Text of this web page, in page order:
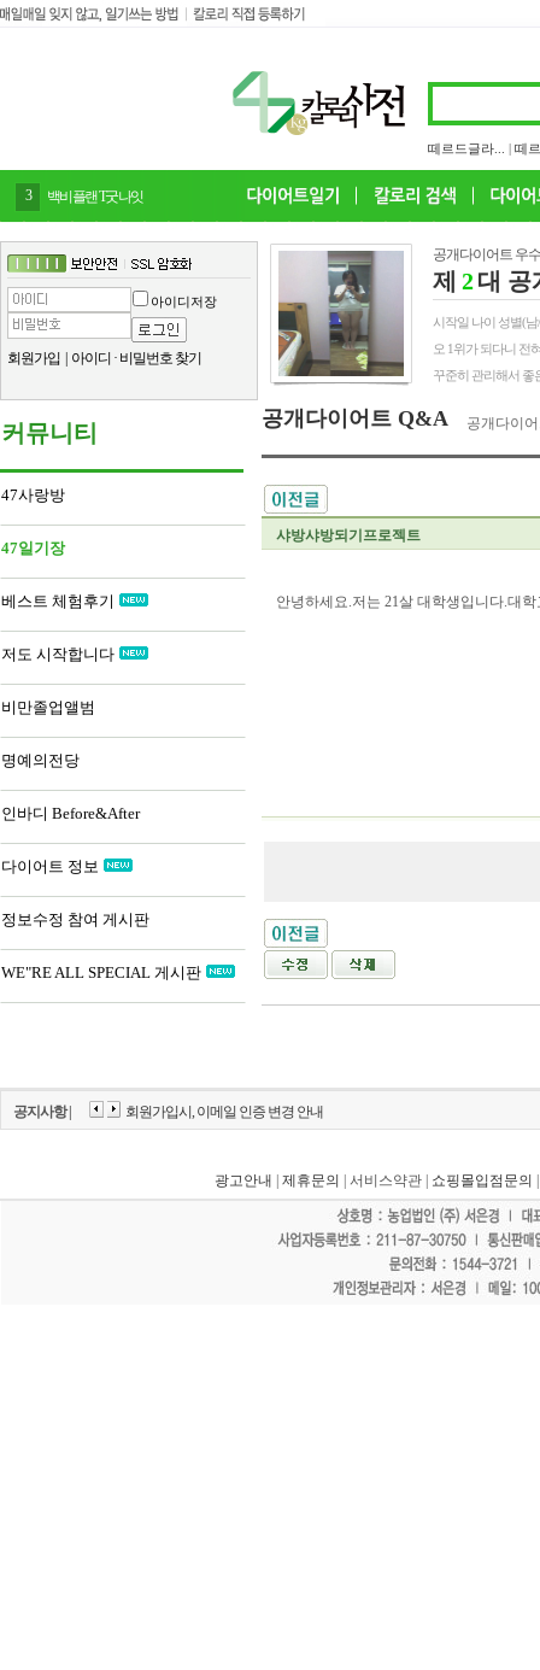
떼르드글라... 떼
4 감말랭이
아이디저장
회원가입 아이디 · 비밀번호 찾기
커뮤니티
47사랑방
47일기장
베스트 체험후기
저도 시작합니다
비만졸업앨범
명예의전당
인바디 Before&After
다이어트 정보
정보수정 참여 게시판
WE"RE ALL SPECIAL 게시판
공개다이어트 우
제 2대 공
시작일 나이 성별(남
오 1위가 되다니 전
꾸준히 관리해서 좋
공개다이어트 Q&A 공개다이
샤방샤방되기프로젝트
안녕하세요.저는 21살 대학생입니다.대
공지사항 | 회원가입시, 이메일 인증 변경 안내
광고안내 제휴문의 | 서비스약관 | 쇼핑몰입점문의
"홈페이지 모든 게시물에